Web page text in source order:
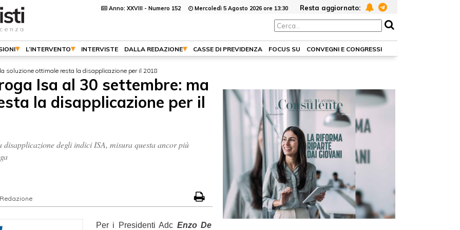
Anno: XXVIII - Numero 152 Mercoledì 5 Agosto 2026 ore 13:30 Resta aggiornato:
L’INTERVENTO INTERVISTE DALLA REDAZIONE CASSE DI PREVIDENZA FOCUS SU CONVEGNI E CONGRESSI
soluzione ottimale resta la disapplicazione per il 2018
Isa al 30 settembre: ma
la disapplicazione per il
degli indici ISA, misura questa ancor più
Redazione
Per i Presidenti Adc Enzo De